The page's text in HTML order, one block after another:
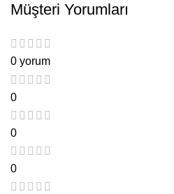
Müşteri Yorumları
0 yorum
0
0
0